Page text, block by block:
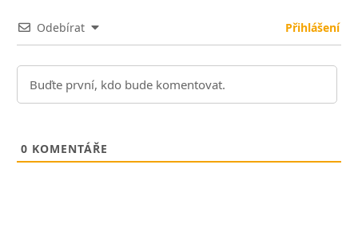
Odebírat Přihlášení
0 KOMENTÁŘE